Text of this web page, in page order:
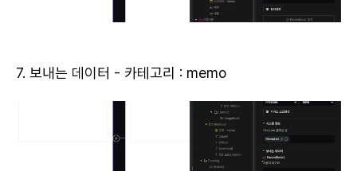
7. 보내는 데이터 - 카테고리 : memo